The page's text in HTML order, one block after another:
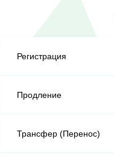
Регистрация
Продление
Трансфер (Перенос)